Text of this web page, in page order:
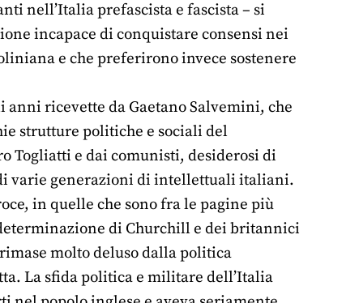
nell’Italia prefascista e fascista – si
incapace di conquistare consensi nei
e che preferirono invece sostenere
ricevette da Gaetano Salvemini, che
strutture politiche e sociali del
Togliatti e dai comunisti, desiderosi di
varie generazioni di intellettuali italiani.
in quelle che sono fra le pagine più
di Churchill e dei britannici
molto deluso dalla politica
La sfida politica e militare dell’Italia